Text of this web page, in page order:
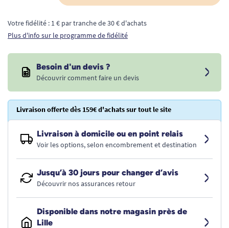
Votre fidélité : 1 € par tranche de 30 € d'achats
Plus d'info sur le programme de fidélité
Besoin d'un devis ?
Découvrir comment faire un devis
Livraison offerte dès 159€ d'achats sur tout le site
Livraison à domicile ou en point relais
Voir les options, selon encombrement et destination
Jusqu’à 30 jours pour changer d’avis
Découvrir nos assurances retour
Disponible dans notre magasin près de
Lille